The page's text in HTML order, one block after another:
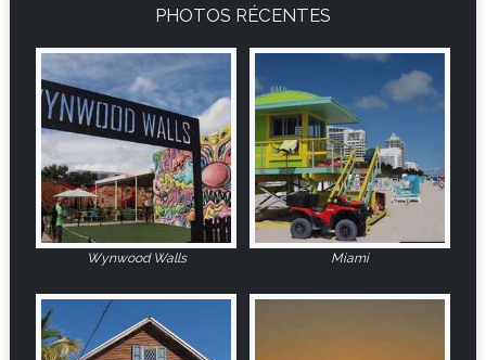
PHOTOS RÉCENTES
Wynwood Walls Miami